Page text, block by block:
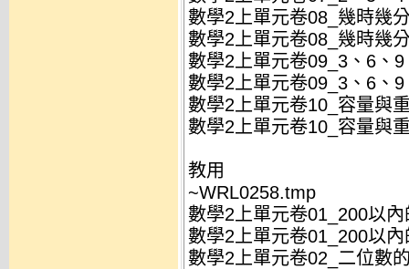
數學2上單元卷08_幾時幾
數學2上單元卷08_幾時幾
數學2上單元卷09_3、6、
數學2上單元卷09_3、6、
數學2上單元卷10_容量與
數學2上單元卷10_容量與
教用
~WRL0258.tmp
數學2上單元卷01_200以
數學2上單元卷01_200以
數學2上單元卷02_二位數